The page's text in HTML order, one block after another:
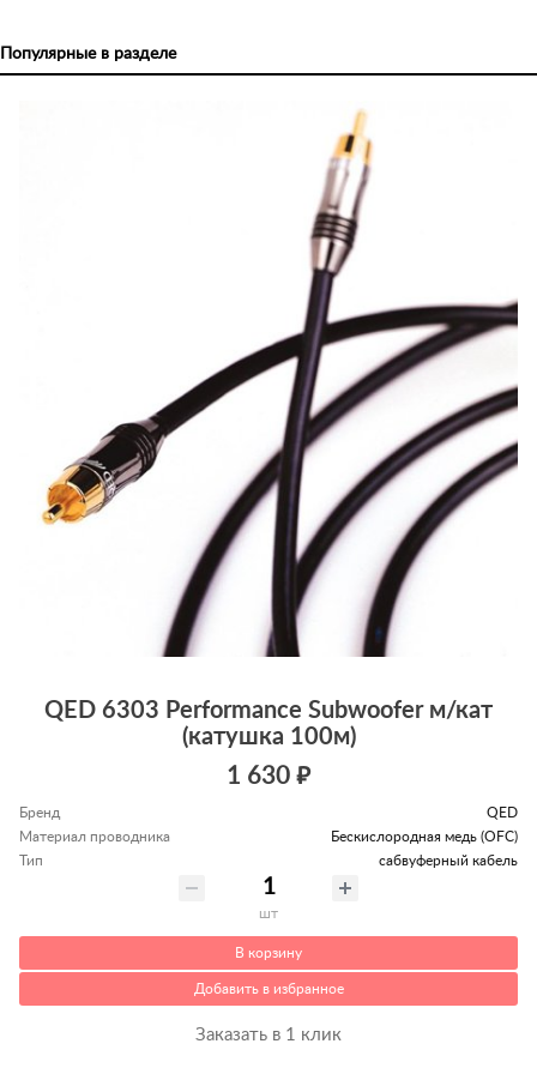
Популярные в разделе
QED 6303 Performance Subwoofer м/кат
(катушка 100м)
1 630 ₽
Бренд
QED
Материал проводника
Беcкислородная медь (OFC)
Тип
сабвуферный кабель
шт
В корзину
Добавить в избранное
Заказать в 1 клик